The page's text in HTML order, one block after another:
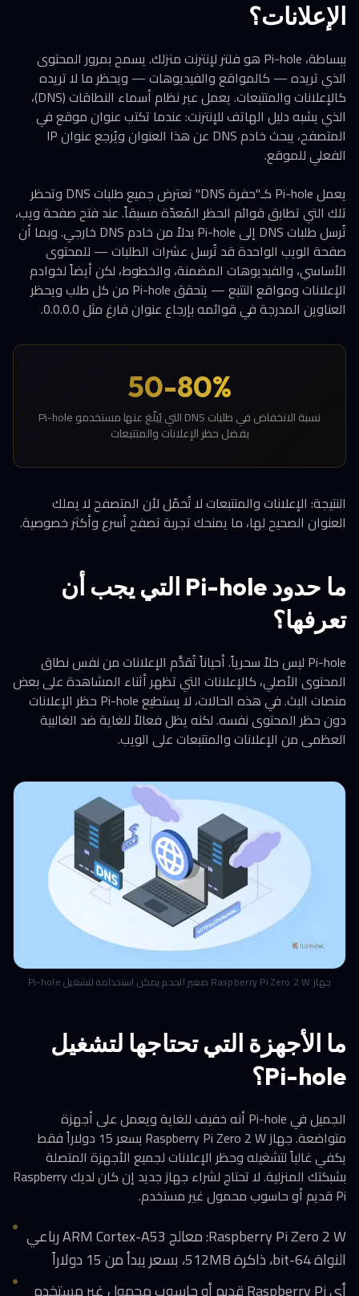
الإعلانات؟
ببساطة، Pi-hole هو فلتر لإنترنت منزلك. يسمح بمرور المحتوى
الذي تريده — كالمواقع والفيديوهات — ويحظر ما لا تريده
كالإعلانات والمتتبعات. يعمل عبر نظام أسماء النطاقات (DNS)،
الذي يشبه دليل الهاتف للإنترنت: عندما تكتب عنوان موقع في
المتصفح، يبحث خادم DNS عن هذا العنوان ويُرجع عنوان IP
الفعلي للموقع.
يعمل Pi-hole كـ"حفرة DNS" تعترض جميع طلبات DNS وتحظر
تلك التي تطابق قوائم الحظر المُعدّة مسبقاً. عند فتح صفحة ويب،
تُرسل طلبات DNS إلى Pi-hole بدلاً من خادم DNS خارجي. وبما أن
صفحة الويب الواحدة قد تُرسل عشرات الطلبات — للمحتوى
الأساسي، والفيديوهات المضمنة، والخطوط، لكن أيضاً لخوادم
الإعلانات ومواقع التتبع — يتحقق Pi-hole من كل طلب ويحظر
العناوين المدرجة في قوائمه بإرجاع عنوان فارغ مثل 0.0.0.0.
50-80%
نسبة الانخفاض في طلبات DNS التي يُبلّغ عنها مستخدمو Pi-hole
بفضل حظر الإعلانات والمتتبعات
النتيجة: الإعلانات والمتتبعات لا تُحمّل لأن المتصفح لا يملك
العنوان الصحيح لها، ما يمنحك تجربة تصفح أسرع وأكثر خصوصية.
ما حدود Pi-hole التي يجب أن
تعرفها؟
Pi-hole ليس حلاً سحرياً. أحياناً تُقدَّم الإعلانات من نفس نطاق
المحتوى الأصلي، كالإعلانات التي تظهر أثناء المشاهدة على بعض
منصات البث. في هذه الحالات، لا يستطيع Pi-hole حظر الإعلانات
دون حظر المحتوى نفسه. لكنه يظل فعالاً للغاية ضد الغالبية
العظمى من الإعلانات والمتتبعات على الويب.
جهاز Raspberry Pi Zero 2 W صغير الحجم يمكن استخدامه لتشغيل Pi-hole
ما الأجهزة التي تحتاجها لتشغيل
Pi-hole؟
الجميل في Pi-hole أنه خفيف للغاية ويعمل على أجهزة
متواضعة. جهاز Raspberry Pi Zero 2 W بسعر 15 دولاراً فقط
يكفي غالباً لتشغيله وحظر الإعلانات لجميع الأجهزة المتصلة
بشبكتك المنزلية. لا تحتاج لشراء جهاز جديد إن كان لديك Raspberry
Pi قديم أو حاسوب محمول غير مستخدم.
Raspberry Pi Zero 2 W: معالج ARM Cortex-A53 رباعي
النواة 64-bit، ذاكرة 512MB، بسعر يبدأ من 15 دولاراً
أي Raspberry Pi قديم أو حاسوب محمول غير مستخدم